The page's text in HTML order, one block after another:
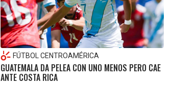
FÚTBOL CENTROAMÉRICA
GUATEMALA DA PELEA CON UNO MENOS PERO CAE
ANTE COSTA RICA